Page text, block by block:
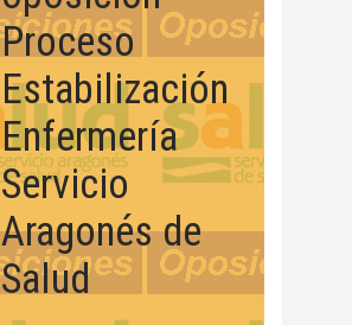
Proceso
Estabilización
Enfermería
Servicio
Aragonés de
Salud